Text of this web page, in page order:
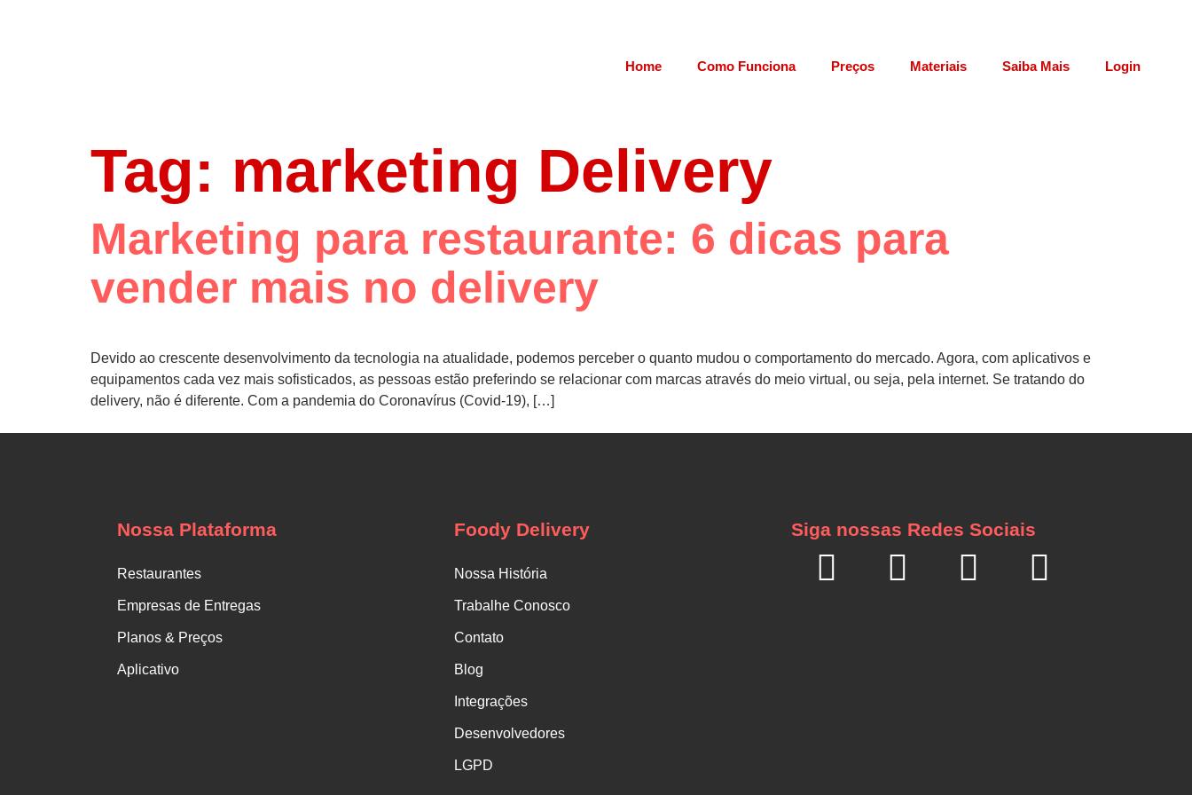
Home Como Funciona Preços Materiais Saiba Mais Login
Tag: marketing Delivery
Marketing para restaurante: 6 dicas para
vender mais no delivery
Devido ao crescente desenvolvimento da tecnologia na atualidade, podemos perceber o quanto mudou o comportamento do mercado. Agora, com aplicativos e
equipamentos cada vez mais sofisticados, as pessoas estão preferindo se relacionar com marcas através do meio virtual, ou seja, pela internet. Se tratando do
delivery, não é diferente. Com a pandemia do Coronavírus (Covid-19), […]
Nossa Plataforma
Restaurantes
Empresas de Entregas
Planos & Preços
Aplicativo
Foody Delivery
Nossa História
Trabalhe Conosco
Contato
Blog
Integrações
Desenvolvedores
LGPD
Siga nossas Redes Sociais